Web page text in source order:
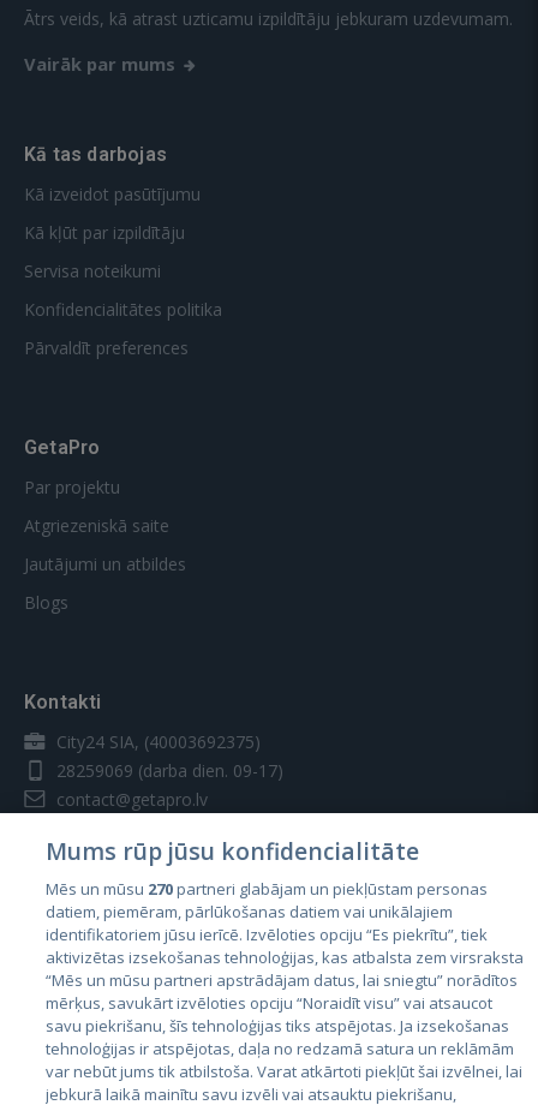
Ātrs veids, kā atrast uzticamu izpildītāju jebkuram uzdevumam.
Vairāk par mums
Kā tas darbojas
Kā izveidot pasūtījumu
Kā kļūt par izpildītāju
Servisa noteikumi
Konfidencialitātes politika
Pārvaldīt preferences
GetaPro
Par projektu
Atgriezeniskā saite
Jautājumi un atbildes
Blogs
Kontakti
City24 SIA, (40003692375)
28259069 (darba dien. 09-17)
contact@getapro.lv
Valstis
Igaunija
Latvija
Lietuva
Mums rūp jūsu konfidencialitāte
Mēs un mūsu 270partneri glabājam un piekļūstam personas
datiem, piemēram, pārlūkošanas datiem vai unikālajiem
identifikatoriem jūsu ierīcē. Izvēloties opciju “Es piekrītu”, tiek
aktivizētas izsekošanas tehnoloģijas, kas atbalsta zem virsraksta
“Mēs un mūsu partneri apstrādājam datus, lai sniegtu” norādītos
mērķus, savukārt izvēloties opciju “Noraidīt visu” vai atsaucot
savu piekrišanu, šīs tehnoloģijas tiks atspējotas. Ja izsekošanas
tehnoloģijas ir atspējotas, daļa no redzamā satura un reklāmām
var nebūt jums tik atbilstoša. Varat atkārtoti piekļūt šai izvēlnei, lai
jebkurā laikā mainītu savu izvēli vai atsauktu piekrišanu,